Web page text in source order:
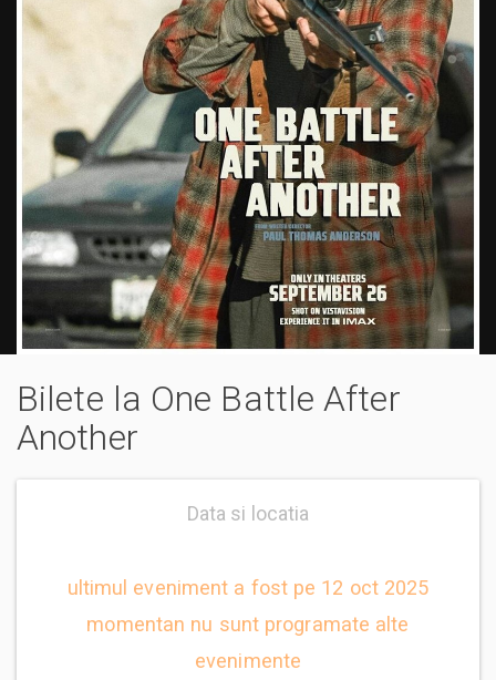
Bilete la One Battle After
Another
Data si locatia
ultimul eveniment a fost pe 12 oct 2025
momentan nu sunt programate alte
evenimente